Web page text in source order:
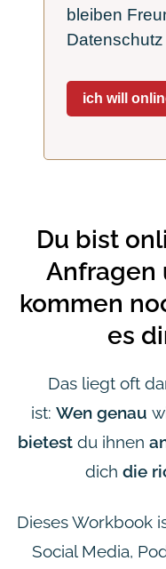
bleiben
ich will
Du bist
Anfragen
kommen
es
Das liegt oft
ist: Wen genau
bietestdu ihnen
dich die
Dieses Workbook
Social Media,